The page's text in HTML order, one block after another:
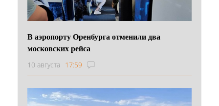
В аэропорту Оренбурга отменили два
московских рейса
10 августа 17:59